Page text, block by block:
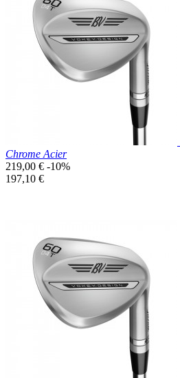
Aperçu rapide
Chrome Acier
Prix
de
219,00 € -10%
Prix
197,10 €
Prix réduit
Aperçu rapide